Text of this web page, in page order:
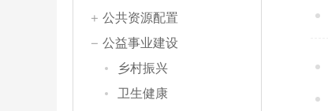
公共资源配置
公益事业建设
乡村振兴
卫生健康